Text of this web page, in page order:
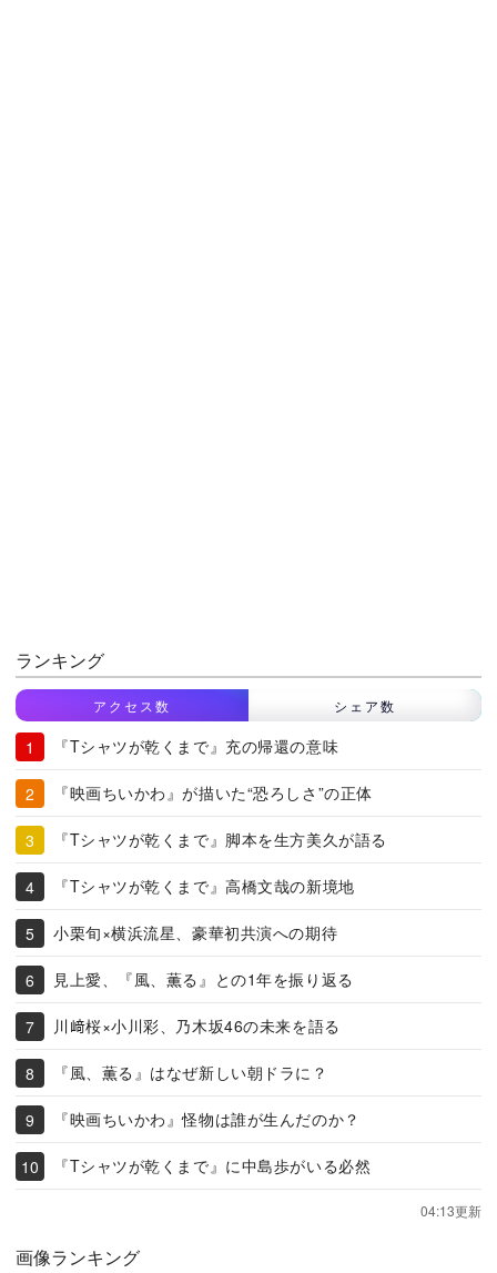
ランキング
アクセス数 シェア数
『Tシャツが乾くまで』充の帰還の意味
『映画ちいかわ』が描いた“恐ろしさ”の正体
『Tシャツが乾くまで』脚本を生方美久が語る
『Tシャツが乾くまで』高橋文哉の新境地
小栗旬×横浜流星、豪華初共演への期待
見上愛、『風、薫る』との1年を振り返る
川﨑桜×小川彩、乃木坂46の未来を語る
『風、薫る』はなぜ新しい朝ドラに？
『映画ちいかわ』怪物は誰が生んだのか？
『Tシャツが乾くまで』に中島歩がいる必然
04:13更新
画像ランキング